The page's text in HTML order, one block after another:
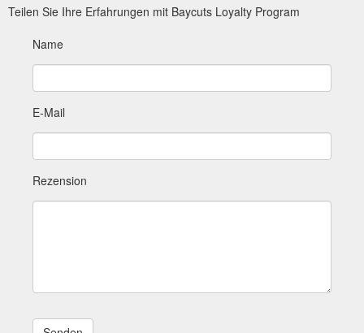
Teilen Sie Ihre Erfahrungen mit Baycuts Loyalty Program
Name
E-Mail
Rezension